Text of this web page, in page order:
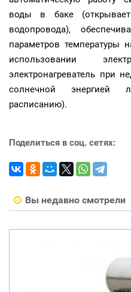
воды в баке
водопровода),
параметров температуры
использовании
электронагреватель при
солнечной энергией
расписанию).
Поделиться в соц. сетях:
Вы недавно смотрели